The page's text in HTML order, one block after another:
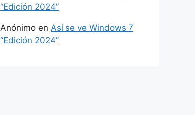
“Edición 2024”
Anónimo en Así se ve Windows 7
“Edición 2024”